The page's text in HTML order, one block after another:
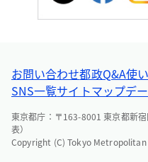
お問い合わせ都政Q&A使
SNS一覧サイトマップデ
東京都庁：〒163-8001 東京都新
表）
Copyright (C) Tokyo